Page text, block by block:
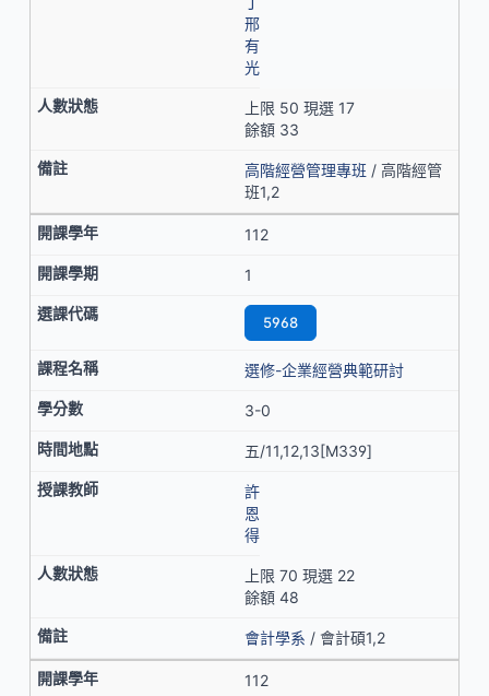
邢
有
光
上限 50 現選 17
餘額 33
高階經營管理專班 / 高階經管
班1,2
112
1
5968
選修-企業經營典範研討
3-0
五/11,12,13[M339]
許
恩
得
上限 70 現選 22
餘額 48
會計學系 / 會計碩1,2
112